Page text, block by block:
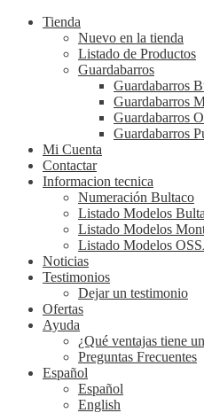
Tienda
Nuevo en la tienda
Listado de Productos
Guardabarros
Guardabarros
Guardabarros
Guardabarros
Guardabarros
Mi Cuenta
Contactar
Informacion tecnica
Numeración Bultaco
Listado Modelos
Listado Modelos
Listado Modelos
Noticias
Testimonios
Dejar un testimonio
Ofertas
Ayuda
¿Qué ventajas tiene
Preguntas Frecuentes
Español
Español
English